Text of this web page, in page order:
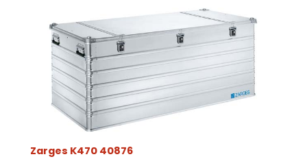
Zarges K470 40876